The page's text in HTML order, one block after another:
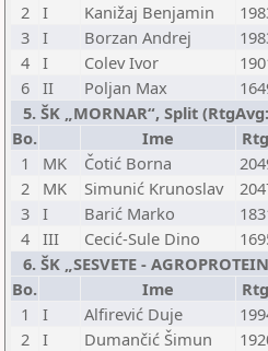
2 I Kanižaj Benjamin
3 I Borzan Andrej
4 I Colev Ivor
6 II Poljan Max
5. ŠK „MORNAR“, Split
Bo.
Ime
1
MK Čotić Borna
2
MK Simunić Krunoslav
3 I Barić Marko
4 III Cecić-Sule Dino
6. ŠK „SESVETE -
Bo.
Ime
1
I Alfirević Duje
2 I Dumančić Šimun